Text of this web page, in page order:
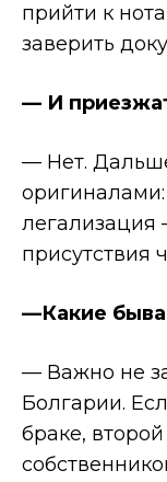
прийти к
заверить
— И
— Нет.
легализация
присутствия
—Какие
— Важно не
Болгарии.
браке,